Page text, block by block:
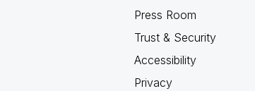
Press Room
Trust & Security
Accessibility
Privacy